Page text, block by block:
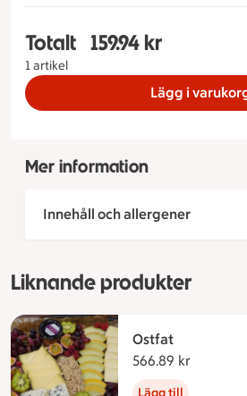
Totalt
1 artikel
Totalt 1 stycken
159.94 kr
Lägg i
Mer information
Innehåll och allergener
Liknande produkter
Ostfat
566.89 kr